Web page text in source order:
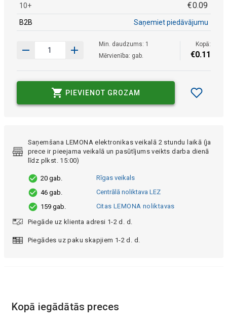
10+ €0.09
B2B Saņemiet piedāvājumu
Min. daudzums: 1
Mērvienība: gab.
Kopā:
€0.11
PIEVIENOT GROZAM
Saņemšana LEMONA elektronikas veikalā 2 stundu laikā (ja
prece ir pieejama veikalā un pasūtījums veikts darba dienā
līdz plkst. 15:00)
20 gab.
Rīgas veikals
46 gab.
Centrālā noliktava LEZ
159 gab.
Citas LEMONA noliktavas
Piegāde uz klienta adresi 1-2 d. d.
Piegādes uz paku skapjiem 1-2 d. d.
Kopā iegādātās preces